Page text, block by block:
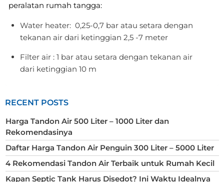
peralatan rumah tangga:
Water heater: 0,25-0,7 bar atau setara dengan
tekanan air dari ketinggian 2,5 -7 meter
Filter air : 1 bar atau setara dengan tekanan air
dari ketinggian 10 m
RECENT POSTS
Harga Tandon Air 500 Liter – 1000 Liter dan
Rekomendasinya
Daftar Harga Tandon Air Penguin 300 Liter – 5000 Liter
4 Rekomendasi Tandon Air Terbaik untuk Rumah Kecil
Kapan Septic Tank Harus Disedot? Ini Waktu Idealnya